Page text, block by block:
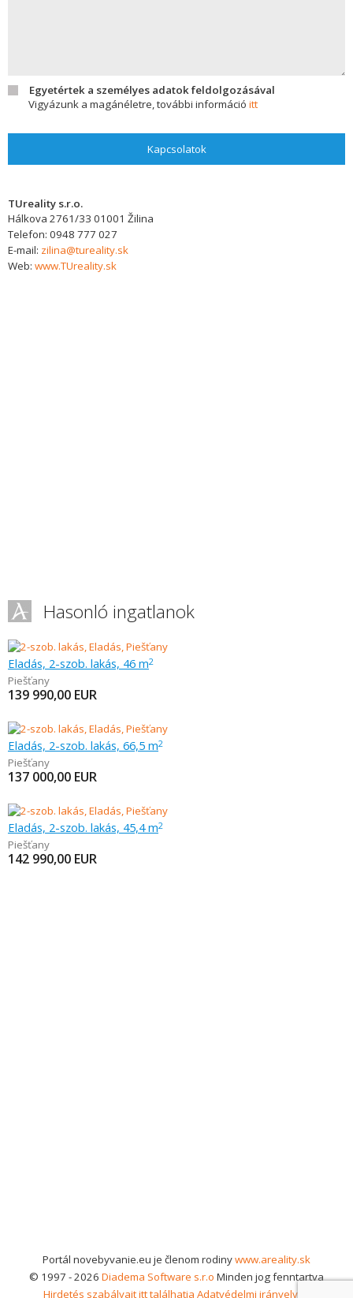
Egyetértek a személyes adatok feldolgozásával
Vigyázunk a magánéletre, további információ itt
Kapcsolatok
TUreality s.r.o.
Hálkova 2761/33 01001 Žilina
Telefon: 0948 777 027
E-mail: zilina@tureality.sk
Web: www.TUreality.sk
Hasonló ingatlanok
Eladás, 2-szob. lakás, 46 m2
Piešťany
139 990,00 EUR
Eladás, 2-szob. lakás, 66,5 m2
Piešťany
137 000,00 EUR
Eladás, 2-szob. lakás, 45,4 m2
Piešťany
142 990,00 EUR
Portál novebyvanie.eu je členom rodinywww.areality.sk
© 1997 - 2026 Diadema Software s.r.o Minden jog fenntartva
Hirdetés szabályait itt találhatja Adatvédelmi irányelvek